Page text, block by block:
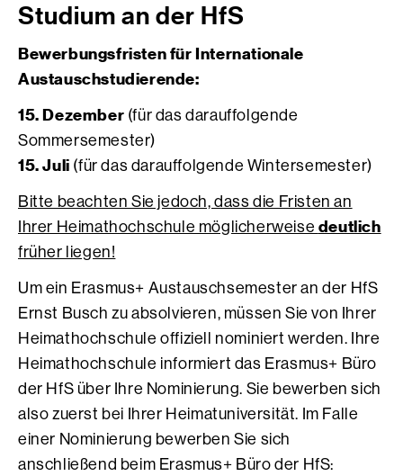
Studium an der HfS
Bewerbungsfristen für Internationale
Austauschstudierende:
15. Dezember (für das darauffolgende
Sommersemester)
15. Juli (für das darauffolgende Wintersemester)
Bitte beachten Sie jedoch, dass die Fristen an
Ihrer Heimathochschule möglicherweise deutlich
früher liegen!
Um ein Erasmus+ Austauschsemester an der HfS
Ernst Busch zu absolvieren, müssen Sie von Ihrer
Heimathochschule offiziell nominiert werden. Ihre
Heimathochschule informiert das Erasmus+ Büro
der HfS über Ihre Nominierung. Sie bewerben sich
also zuerst bei Ihrer Heimatuniversität. Im Falle
einer Nominierung bewerben Sie sich
anschließend beim Erasmus+ Büro der HfS: